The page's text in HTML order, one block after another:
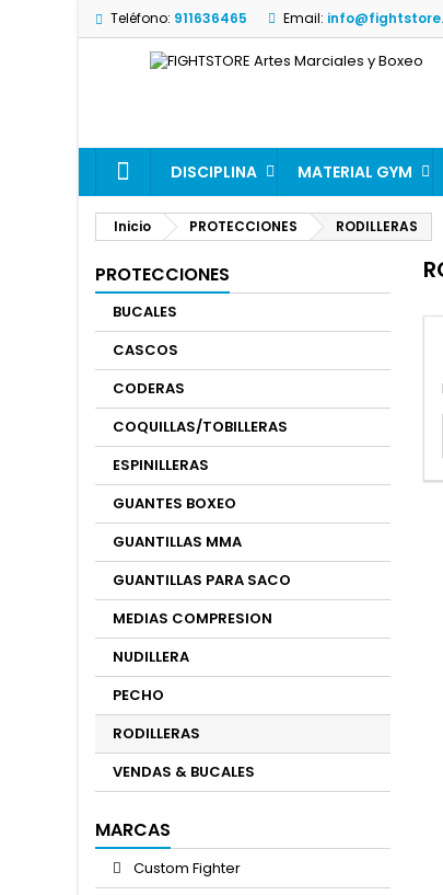
Teléfono: 911636465 Email:
DISCIPLINA MATERIAL GYM
Inicio PROTECCIONES RODILLERAS
PROTECCIONES
BUCALES
CASCOS
CODERAS
COQUILLAS/TOBILLERAS
ESPINILLERAS
GUANTES BOXEO
GUANTILLAS MMA
GUANTILLAS PARA SACO
MEDIAS COMPRESION
NUDILLERA
PECHO
RODILLERAS
VENDAS & BUCALES
MARCAS
Custom Fighter